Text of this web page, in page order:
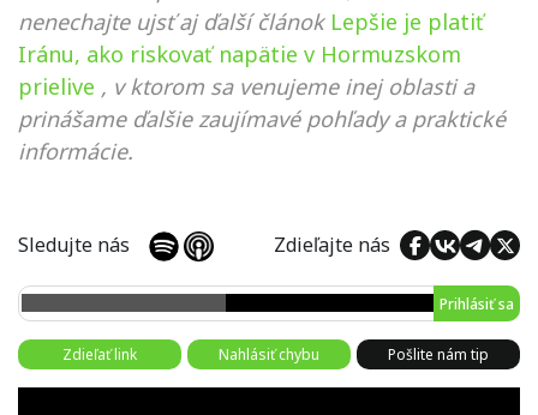
nenechajte ujsť aj ďalší článok Lepšie je platiť
Iránu, ako riskovať napätie v Hormuzskom
prielive , v ktorom sa venujeme inej oblasti a
prinášame ďalšie zaujímavé pohľady a praktické
informácie.
Sledujte nás Zdieľajte nás
Prihlásiť sa
Zdieľať link Nahlásiť chybu Pošlite nám tip